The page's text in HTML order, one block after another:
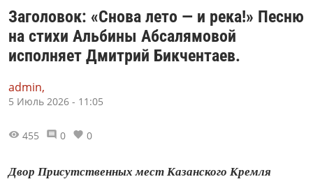
Заголовок: «Снова лето — и река!» Песню
на стихи Альбины Абсалямовой
исполняет Дмитрий Бикчентаев.
admin,
5 Июль 2026 - 11:05
455 0 0
Двор Присутственных мест Казанского Кремля